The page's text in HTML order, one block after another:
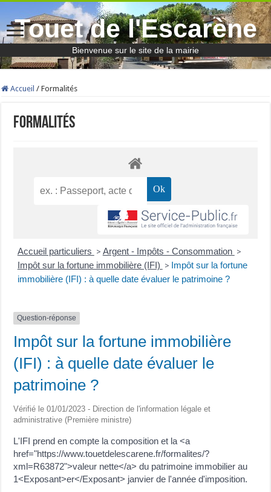
Touet de l'Escarène
Bienvenue sur le site de la mairie
Accueil / Formalités
Formalités
Accueil particuliers > Argent - Impôts - Consommation >
Impôt sur la fortune immobilière (IFI) > Impôt sur la fortune
immobilière (IFI) : à quelle date évaluer le patrimoine ?
Question-réponse
Impôt sur la fortune immobilière
(IFI) : à quelle date évaluer le
patrimoine ?
Vérifié le 01/01/2023 - Direction de l'information légale et
administrative (Première ministre)
L'IFI prend en compte la composition et la <a
href="https://www.touetdelescarene.fr/formalites/?
xml=R63872">valeur nette</a> du patrimoine immobilier au
1<Exposant>er</Exposant> janvier de l'année d'imposition.